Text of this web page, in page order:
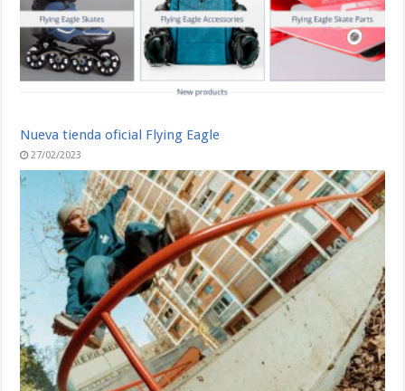
Nueva tienda oficial Flying Eagle
27/02/2023